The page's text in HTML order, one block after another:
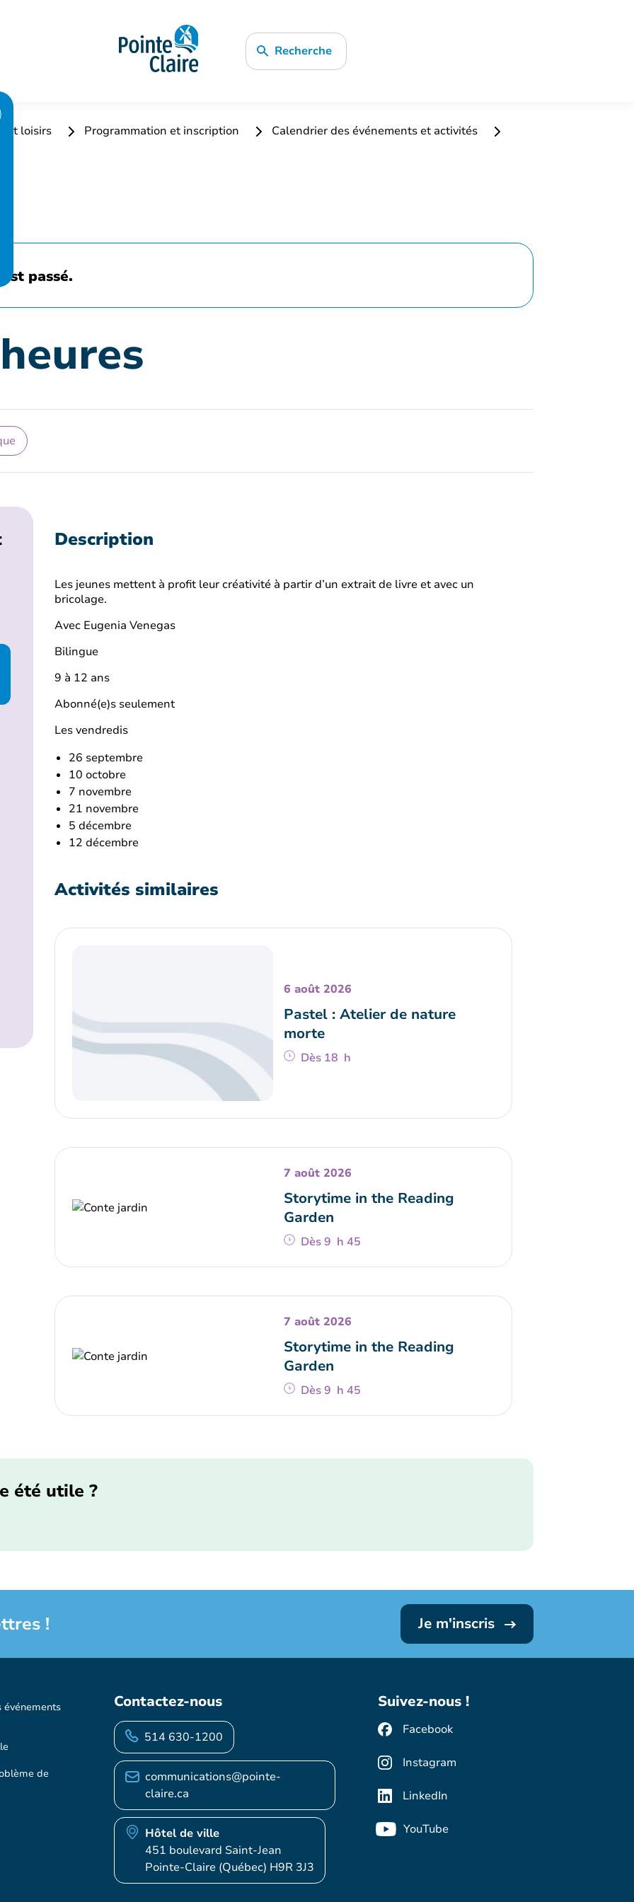
Recherche
et loisirs Programmation et inscription
Calendrier des événements et activités
passé.
Description
Les jeunes mettent à profit leur créativité à partir d’un extrait de livre et avec un
bricolage.
Avec Eugenia Venegas
Bilingue
9 à 12 ans
Abonné(e)s seulement
Les vendredis
26 septembre
10 octobre
7 novembre
21 novembre
5 décembre
12 décembre
Activités similaires
6 août 2026
Pastel : Atelier de nature
morte
Dès 18 h
7 août 2026
Storytime in the Reading
Garden
Dès 9 h 45
7 août 2026
Storytime in the Reading
Garden
Dès 9 h 45
été utile ?
! Je m'inscris
événements
de
Contactez-nous
514 630-1200
communications@pointe-
claire.ca
Hôtel de ville
451 boulevard Saint-Jean
Pointe-Claire (Québec) H9R 3J3
Suivez-nous !
Facebook
Instagram
LinkedIn
YouTube